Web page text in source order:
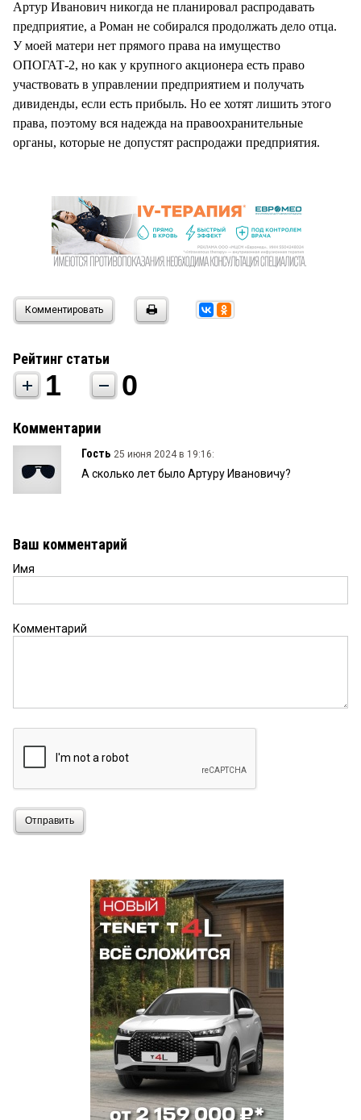
Артур Иванович никогда не планировал распродавать
предприятие, а Роман не собирался продолжать дело отца.
У моей матери нет прямого права на имущество
ОПОГАТ-2, но как у крупного акционера есть право
участвовать в управлении предприятием и получать
дивиденды, если есть прибыль. Но ее хотят лишить этого
права, поэтому вся надежда на правоохранительные
органы, которые не допустят распродажи предприятия.
Комментировать
Рейтинг статьи
1 0
Комментарии
Гость 25 июня 2024 в 19:16:
А сколько лет было Артуру Ивановичу?
Ваш комментарий
Имя
Комментарий
Отправить